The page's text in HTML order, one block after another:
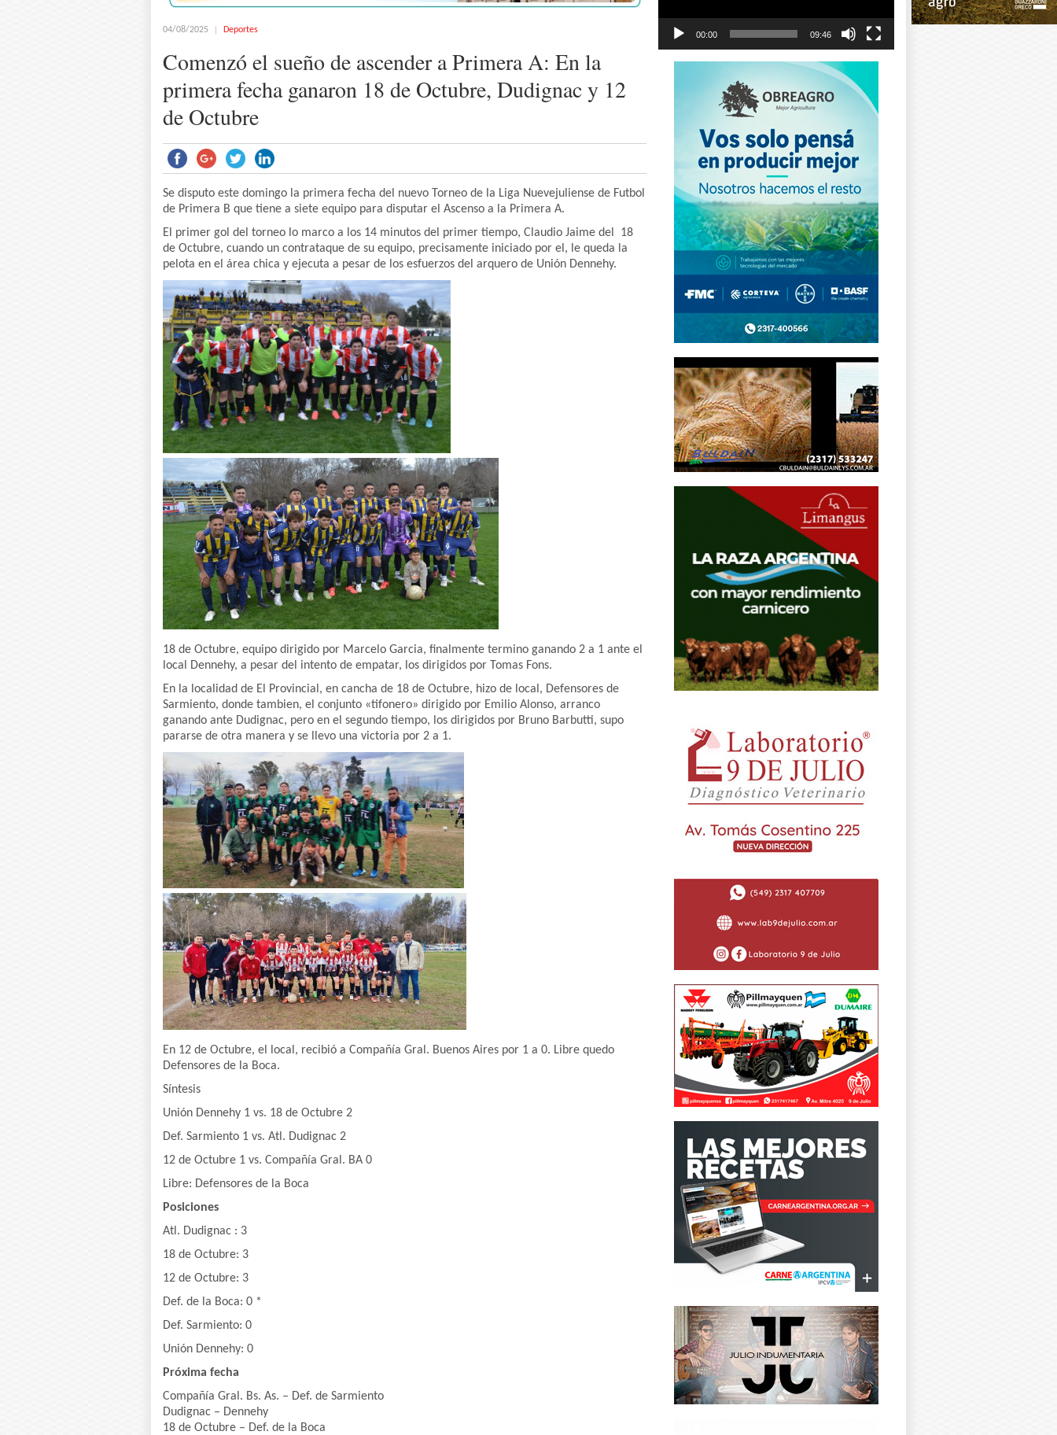
04/08/2025 Deportes
Comenzó el sueño de ascender a Primera A: En la
primera fecha ganaron 18 de Octubre, Dudignac y 12
de Octubre
Se disputo este domingo la primera fecha del nuevo Torneo de la Liga Nuevejuliense de Futbol
de Primera B que tiene a siete equipo para disputar el Ascenso a la Primera A.
El primer gol del torneo lo marco a los 14 minutos del primer tiempo, Claudio Jaime del 18
de Octubre, cuando un contrataque de su equipo, precisamente iniciado por el, le queda la
pelota en el área chica y ejecuta a pesar de los esfuerzos del arquero de Unión Dennehy.
18 de Octubre, equipo dirigido por Marcelo Garcia, finalmente termino ganando 2 a 1 ante el
local Dennehy, a pesar del intento de empatar, los dirigidos por Tomas Fons.
En la localidad de El Provincial, en cancha de 18 de Octubre, hizo de local, Defensores de
Sarmiento, donde tambien, el conjunto «tifonero» dirigido por Emilio Alonso, arranco
ganando ante Dudignac, pero en el segundo tiempo, los dirigidos por Bruno Barbutti, supo
pararse de otra manera y se llevo una victoria por 2 a 1.
En 12 de Octubre, el local, recibió a Compañía Gral. Buenos Aires por 1 a 0. Libre quedo
Defensores de la Boca.
Síntesis
Unión Dennehy 1 vs. 18 de Octubre 2
Def. Sarmiento 1 vs. Atl. Dudignac 2
12 de Octubre 1 vs. Compañía Gral. BA 0
Libre: Defensores de la Boca
Posiciones
Atl. Dudignac : 3
18 de Octubre: 3
12 de Octubre: 3
Def. de la Boca: 0 *
Def. Sarmiento: 0
Unión Dennehy: 0
Próxima fecha
Compañía Gral. Bs. As. – Def. de Sarmiento
Dudignac – Dennehy
18 de Octubre – Def. de la Boca
00:00 09:46